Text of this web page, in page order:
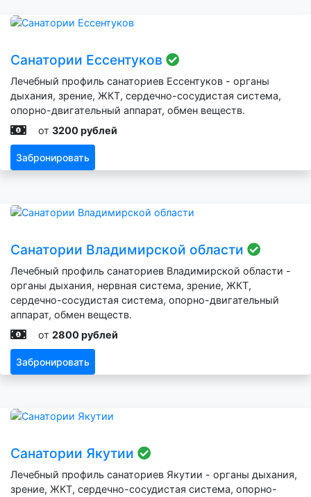
Санатории Ессентуков
Лечебный профиль санаториев Ессентуков - органы
дыхания, зрение, ЖКТ, сердечно-сосудистая система,
опорно-двигательный аппарат, обмен веществ.
от 3200 рублей
Забронировать
Санатории Владимирской области
Лечебный профиль санаториев Владимирской области -
органы дыхания, нервная система, зрение, ЖКТ,
сердечно-сосудистая система, опорно-двигательный
аппарат, обмен веществ.
от 2800 рублей
Забронировать
Санатории Якутии
Лечебный профиль санаториев Якутии - органы дыхания,
зрение, ЖКТ, сердечно-сосудистая система, опорно-